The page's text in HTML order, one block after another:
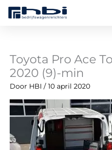
Toyota Pro Ace
2020 (9)-min
Door HBI / 10 april 2020